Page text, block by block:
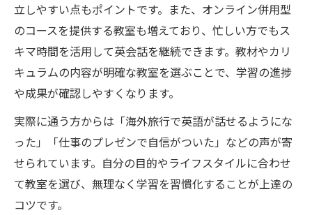
立しやすい点もポイントです。また、オンライン併用型
のコースを提供する教室も増えており、忙しい方でもス
キマ時間を活用して英会話を継続できます。教材やカリ
キュラムの内容が明確な教室を選ぶことで、学習の進捗
や成果が確認しやすくなります。
実際に通う方からは「海外旅行で英語が話せるようにな
った」「仕事のプレゼンで自信がついた」などの声が寄
せられています。自分の目的やライフスタイルに合わせ
て教室を選び、無理なく学習を習慣化することが上達の
コツです。